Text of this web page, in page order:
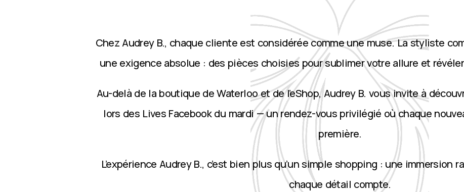
Chez Audrey B., chaque cliente est considérée comme une muse. La styliste
une exigence absolue : des pièces choisies pour sublimer votre allure et
Au-delà de la boutique de Waterloo et de l’eShop, Audrey B. vous invite à
lors des Lives Facebook du mardi — un rendez-vous privilégié où chaque
première.
L’expérience Audrey B., c’est bien plus qu’un simple shopping : une immersion
chaque détail compte.